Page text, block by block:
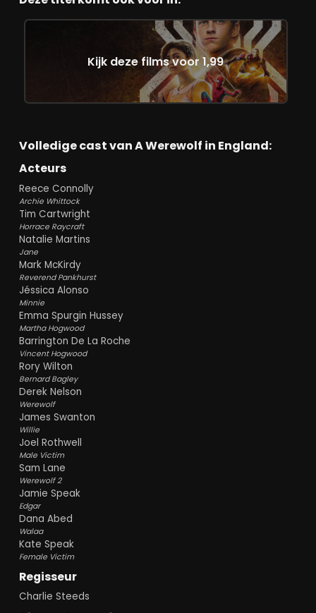
Kijk deze films voor 1,99
Volledige cast van A Werewolf in England:
Acteurs
Reece Connolly
Archie Whittock
Tim Cartwright
Horrace Raycraft
Natalie Martins
Jane
Mark McKirdy
Reverend Pankhurst
Jéssica Alonso
Minnie
Emma Spurgin Hussey
Martha Hogwood
Barrington De La Roche
Vincent Hogwood
Rory Wilton
Bernard Bagley
Derek Nelson
Werewolf
James Swanton
Willie
Joel Rothwell
Male Victim
Sam Lane
Werewolf 2
Jamie Speak
Edgar
Dana Abed
Walaa
Kate Speak
Female Victim
Regisseur
Charlie Steeds